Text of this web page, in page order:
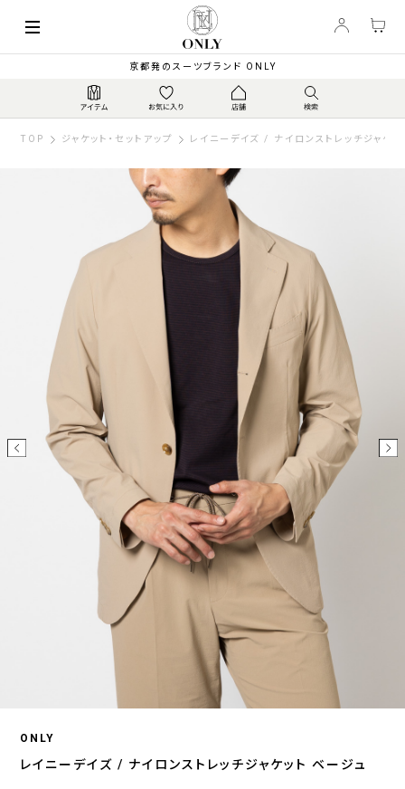
京都発のスーツブランド ONLY
TOP ジャケット・セットアップ レイニーデイズ / ナイロンストレッチジャケッ
ONLY
レイニーデイズ / ナイロンストレッチジャケット ベージュ